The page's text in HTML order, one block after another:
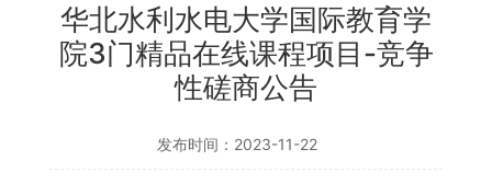
华北水利水电大学国际教育学
院3门精品在线课程项目-竞争
性磋商公告
发布时间：2023-11-22